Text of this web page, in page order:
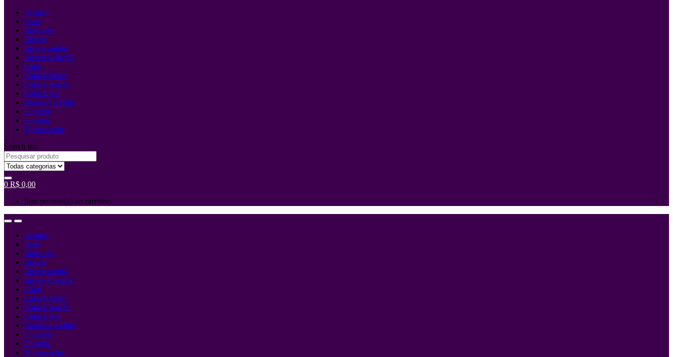
Aliança
Anel
Bracelete
Brinco
Brinco argola
Brinco Coração
Colar
Colar Choker
Colar Coração
Colar Letra
Banhada a Ouro
Pingente
Pulseira
Tornozeleira
Search for:
0 R$ 0,00
Sem produto(s) no carrinho.
Aliança
Anel
Bracelete
Brinco
Brinco argola
Brinco Coração
Colar
Colar Choker
Colar Coração
Colar Letra
Banhada a Ouro
Pingente
Pulseira
Tornozeleira